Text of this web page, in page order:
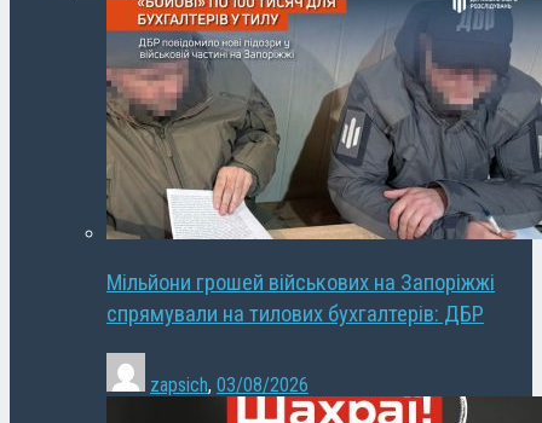
Мільйони грошей військових на Запоріжжі
спрямували на тилових бухгалтерів: ДБР
zapsich, 03/08/2026